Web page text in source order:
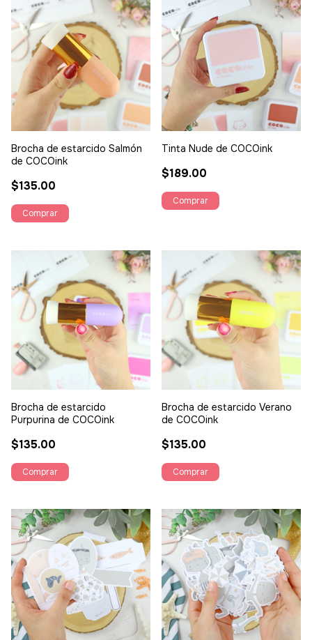
Brocha de estarcido Salmón
de COCOink
$135.00
Tinta Nude de COCOink
$189.00
Brocha de estarcido
Purpurina de COCOink
$135.00
Brocha de estarcido Verano
de COCOink
$135.00